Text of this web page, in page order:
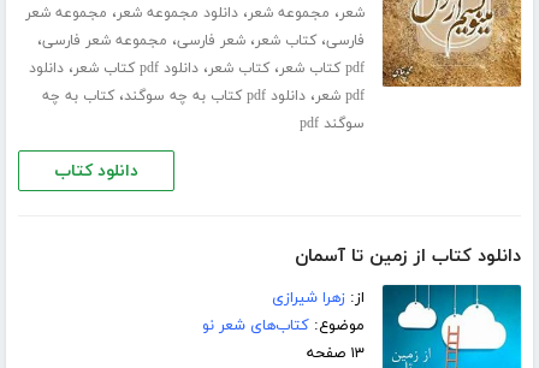
شعر، مجموعه شعر،دانلود مجموعه شعر، مجموعه شعر
فارسی،کتاب شعر،شعر فارسی، مجموعه شعر فارسی،
pdf کتاب شعر ،کتاب شعر،دانلود pdf کتاب شعر ،دانلود
pdf شعر
،دانلود pdf کتاب به چه سوگند ،کتاب به چه
سوگند pdf
دانلود کتاب
دانلود کتاب از زمین تا آسمان
از:زهرا شیرازی
موضوع:کتاب‌های شعر نو
۱۳ صفحه